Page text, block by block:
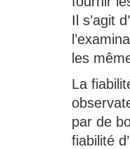
Il s’agit
les
La
par de
fiabilité